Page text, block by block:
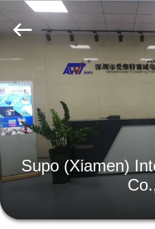
THUIS
PRODUCTEN
OVER
ONS
RONDLEIDING
Intelligent
Equipment
Rights
Supo (Xiamen)